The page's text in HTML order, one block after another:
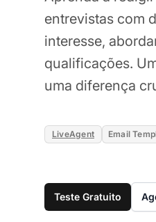
entrevistas com
interesse,
qualificações.
uma diferença
LiveAgent Email
Teste Gratuito